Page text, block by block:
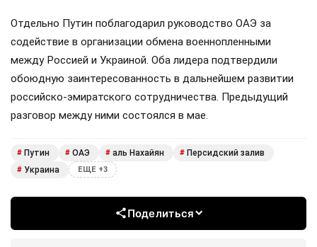
Отдельно Путин поблагодарил руководство ОАЭ за
содействие в организации обмена военнопленными
между Россией и Украиной. Оба лидера подтвердили
обоюдную заинтересованность в дальнейшем развитии
российско-эмиратского сотрудничества. Предыдущий
разговор между ними состоялся в мае.
# Путин # ОАЭ # аль Нахайян # Персидский залив
# Украина ЕЩЕ +3
Поделиться